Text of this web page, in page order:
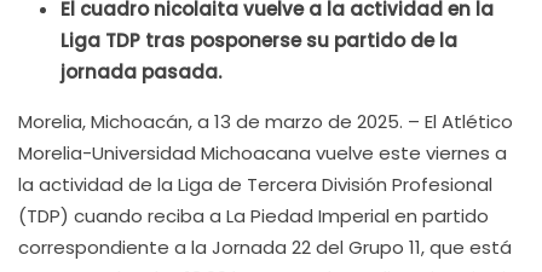
El cuadro nicolaita vuelve a la actividad en la
Liga TDP tras posponerse su partido de la
jornada pasada.
Morelia, Michoacán, a 13 de marzo de 2025. – El Atlético
Morelia-Universidad Michoacana vuelve este viernes a
la actividad de la Liga de Tercera División Profesional
(TDP) cuando reciba a La Piedad Imperial en partido
correspondiente a la Jornada 22 del Grupo 11, que está